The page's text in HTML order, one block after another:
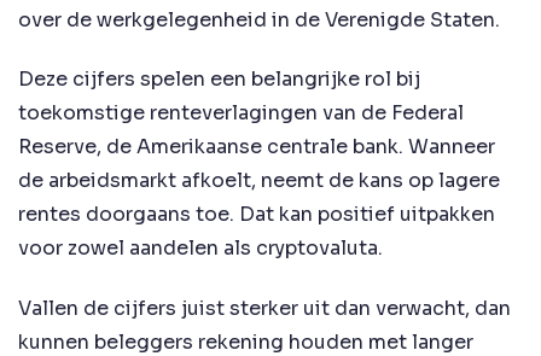
over de werkgelegenheid in de Verenigde Staten.
Deze cijfers spelen een belangrijke rol bij
toekomstige renteverlagingen van de Federal
Reserve, de Amerikaanse centrale bank. Wanneer
de arbeidsmarkt afkoelt, neemt de kans op lagere
rentes doorgaans toe. Dat kan positief uitpakken
voor zowel aandelen als cryptovaluta.
Vallen de cijfers juist sterker uit dan verwacht, dan
kunnen beleggers rekening houden met langer